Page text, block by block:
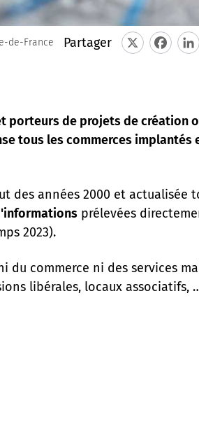
de-France
Partager
porteurs de projets de création
tous les commerces implantés
des années 2000 et actualisée
prélevées
2023).
du commerce ni des services
libérales, locaux associatifs,